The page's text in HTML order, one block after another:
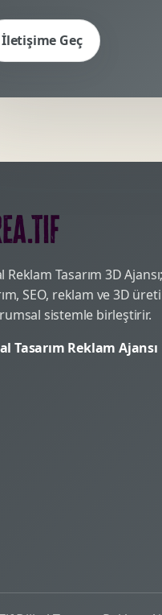
İletişime Geç
Tasarım 3D Ajansı;
SEO, reklam ve 3D
sistemle birleştirir.
Tasarım Reklam Ajansı